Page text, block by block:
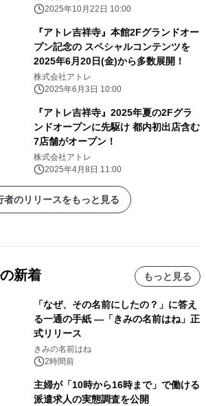
2025年10月22日 10:00
『アトレ吉祥寺』本館2Fグランドオー
プン記念の スペシャルコンテンツを
2025年6月20日(金)から多数展開！
株式会社アトレ
2025年6月3日 10:00
『アトレ吉祥寺』2025年夏の2Fグラ
ンドオープンに先駆け 都内初出店含む
7店舗がオープン！
株式会社アトレ
2025年4月8日 11:00
者のリリースをもっと見る
新着 もっと見る
「なぜ、その名前にしたの？」に答え
る一通の手紙 ―「きみの名前はね」正
式リリース
きみの名前はね
2時間前
主婦が「10時から16時まで」で働ける
派遣求人の実態調査を公開